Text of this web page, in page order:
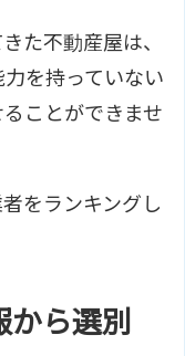
た不動産屋は、
を持っていない
ことができませ
をランキングし
から選別